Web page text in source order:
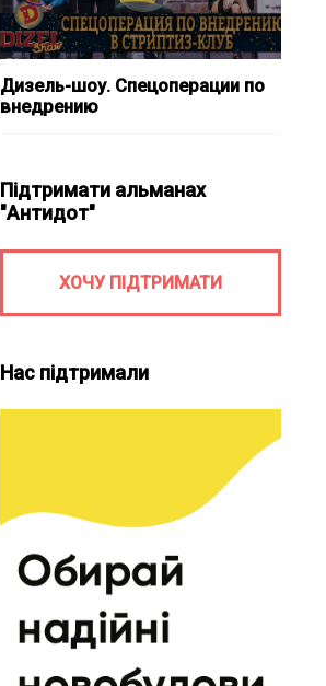
Дизель-шоу. Спецоперации по
внедрению
Підтримати альманах
"Антидот"
ХОЧУ ПІДТРИМАТИ
Нас підтримали